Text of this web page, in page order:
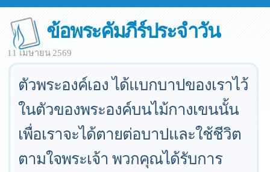
ข้อพระคัมภีร์ประจำวัน
11 เมษายน 2569
ตัวพระองค์เอง ได้แบกบาปของเราไว้
ในตัวของพระองค์บนไม้กางเขนนั้น
เพื่อเราจะได้ตายต่อบาปและใช้ชีวิต
ตามใจพระเจ้า พวกคุณได้รับการ